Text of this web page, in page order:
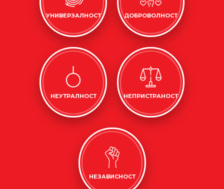
УНИВЕРЗАЛНОСТ ДОБРОВОЛНОСТ
НЕУТРАЛНОСТ НЕПРИСТРАНОСТ
НЕЗАВИСНОСТ